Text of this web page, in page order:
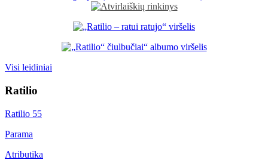
Visi leidiniai
Ratilio
Ratilio 55
Parama
Atributika